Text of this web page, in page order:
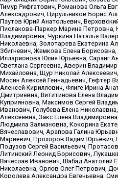
Тимур Рифгатович, Романова Ольга
Алексадрович, Цирульников Борис
Паутов Юрий Анатольевич,
Пислакова-Паркер Марина Петровна,
Владимировна, Чуркина Наталья
Николаевна, Золотарева Екатерина
Збигневич, Жемкова Елена
Илларионова Юлия Юрьевна, Саранг
Светлана Сергеевна, Аверин
Михайловна, Щур Николай
Мосин Алексей Геннадьевич, Гефтер
Алексей Кириллович, Флиге Ирина
Дмитриевна, Вититинова Елена
Куприяновна, Максимов Сергей
Иванович, Голубева Елена
Алексеевна, Закс Елена
Людмила Залмановна, Кокорина
Вячеславович, Арапова Галина
Мариевич, Прохоров Вадим Юрьевич,
Подузов Сергей Васильевич,
Литинский Леонид Борисович,
Вячеслав Иванович, Шабад Анатолий
Николаевна, Орлов Олег Петрович,
Королева Александра Евгеньевна,